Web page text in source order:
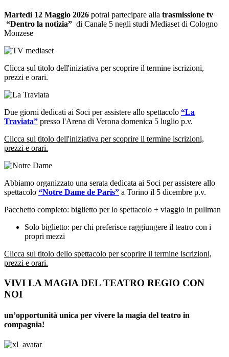
Martedì 12 Maggio 2026 potrai partecipare alla trasmissione tv
“Dentro la notizia” di Canale 5 negli studi Mediaset di Cologno
Monzese
Clicca sul titolo dell'iniziativa per scoprire il termine iscrizioni,
prezzi e orari.
Due giorni dedicati ai Soci per assistere allo spettacolo “La
Traviata” presso l'Arena di Verona domenica 5 luglio p.v.
Clicca sul titolo dell'iniziativa per scoprire il termine iscrizioni,
prezzi e orari.
Abbiamo organizzato una serata dedicata ai Soci per assistere allo
spettacolo “Notre Dame de Paris” a Torino il 5 dicembre p.v.
Pacchetto completo: biglietto per lo spettacolo + viaggio in pullman
Solo biglietto: per chi preferisce raggiungere il teatro con i
propri mezzi
Clicca sul titolo dello spettacolo per scoprire il termine iscrizioni,
prezzi e orari.
VIVI LA MAGIA DEL TEATRO REGIO CON
NOI
un’opportunità unica per vivere la magia del teatro in
compagnia!